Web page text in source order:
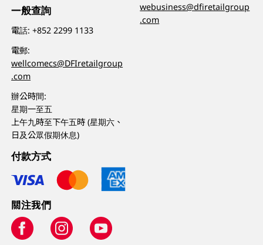
一般查詢
電話:+852 2299 1133
電郵:
wellcomecs@DFIretailgroup
.com
辦公時間:
星期一至五
上午九時至下午五時 (星期六、
日及公眾假期休息)
webusiness@dfiretailgroup
.com
付款方式
關注我們